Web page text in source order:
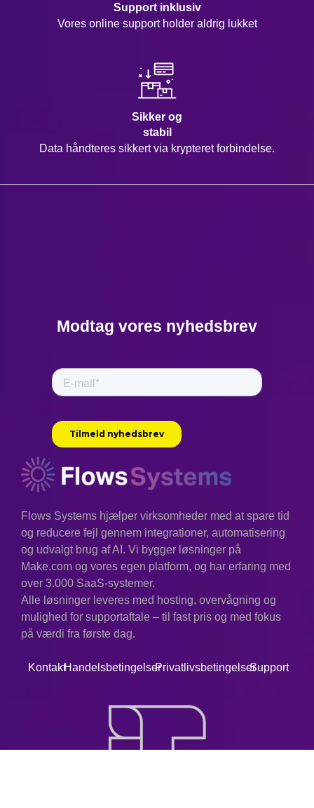
Support inklusiv
Vores online support holder aldrig lukket
Sikker og
stabil
Data håndteres sikkert via krypteret forbindelse.
Modtag vores nyhedsbrev
Flows Systems hjælper virksomheder med at spare tid
og reducere fejl gennem integrationer, automatisering
og udvalgt brug af AI. Vi bygger løsninger på
Make.com og vores egen platform, og har erfaring med
over 3.000 SaaS-systemer.
Alle løsninger leveres med hosting, overvågning og
mulighed for supportaftale – til fast pris og med fokus
på værdi fra første dag.
KontaktHandelsbetingelserPrivatlivsbetingelserSupport